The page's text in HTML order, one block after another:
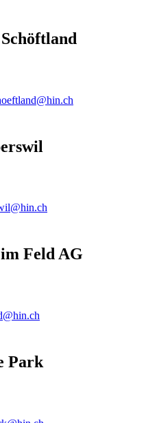
Feld AG
Park